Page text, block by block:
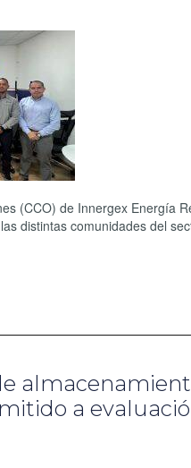
(CCO) de Innergex Energía
distintas comunidades del
a